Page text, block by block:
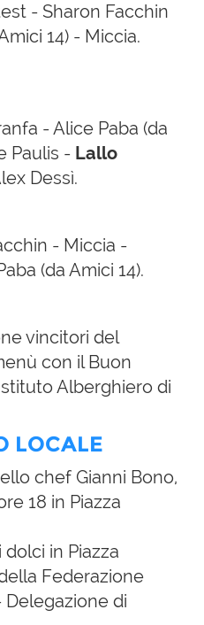
- Sharon Facchin
14) - Miccia.
- Alice Paba (da
Paulis - Lallo
Dessì.
- Miccia -
(da Amici 14).
vincitori del
con il Buon
Alberghiero di
LOCALE
chef Gianni Bono,
18 in Piazza
in Piazza
Federazione
Delegazione di